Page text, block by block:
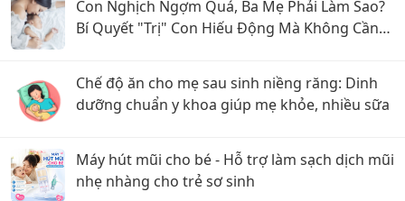
Con Nghịch Ngợm Quá, Ba Mẹ Phải Làm Sao?
Bí Quyết "Trị" Con Hiếu Động Mà Không Cần
Chế độ ăn cho mẹ sau sinh niềng răng: Dinh
dưỡng chuẩn y khoa giúp mẹ khỏe, nhiều sữa
Máy hút mũi cho bé - Hỗ trợ làm sạch dịch mũi
nhẹ nhàng cho trẻ sơ sinh